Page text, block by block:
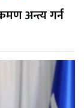
अन्त्य गर्न